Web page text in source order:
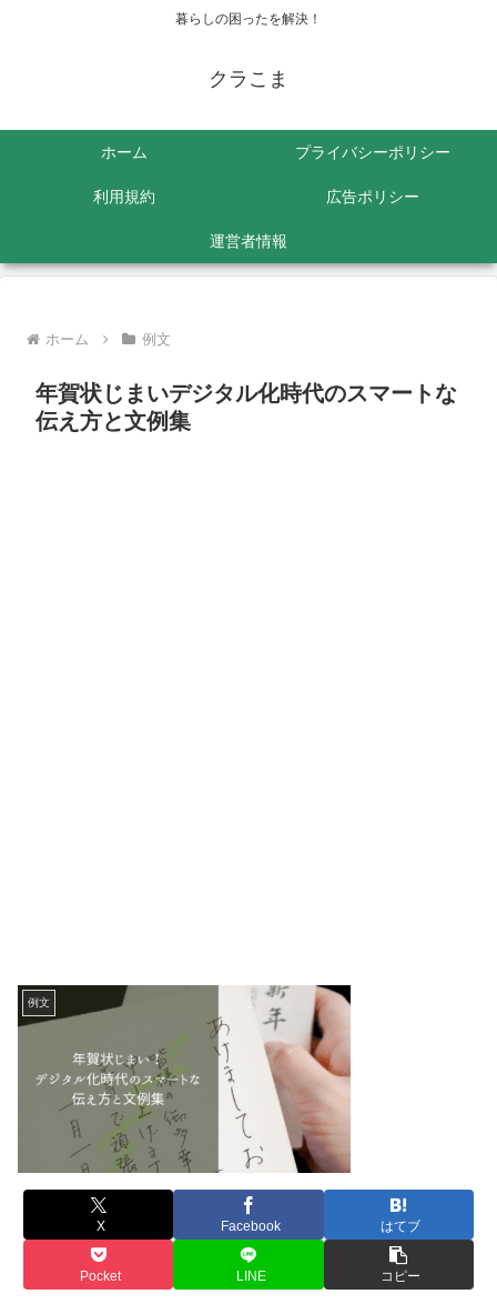
暮らしの困ったを解決！
クラこま
ホーム プライバシーポリシー
利用規約 広告ポリシー
運営者情報
ホーム 例文
年賀状じまいデジタル化時代のスマートな
伝え方と文例集
例文
X Facebook はてブ
Pocket LINE コピー